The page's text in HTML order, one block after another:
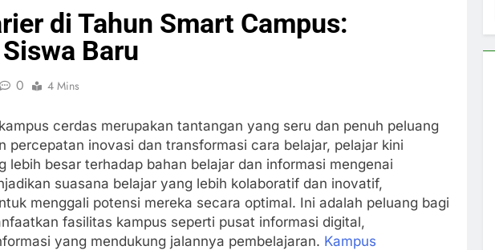
di Tahun Smart Campus:
Baru
0 4 Mins
cerdas merupakan tantangan yang seru dan penuh peluang
percepatan inovasi dan transformasi cara belajar, pelajar kini
lebih besar terhadap bahan belajar dan informasi mengenai
suasana belajar yang lebih kolaboratif dan inovatif,
menggali potensi mereka secara optimal. Ini adalah peluang bagi
fasilitas kampus seperti pusat informasi digital,
yang mendukung jalannya pembelajaran. Kampus